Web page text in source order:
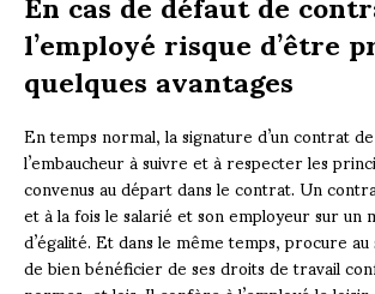
l’employé risque d’être
quelques avantages
En temps normal, la signature d’un contrat
l’embaucheur à suivre et à respecter les
convenus au départ dans le contrat. Un
et à la fois le salarié et son employeur sur un
d’égalité. Et dans le même temps, procure
de bien bénéficier de ses droits de travail